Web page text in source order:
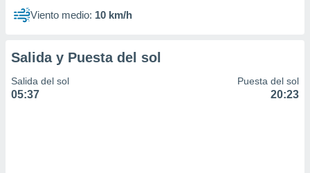
Viento medio: 10 km/h
Salida y Puesta del sol
Salida del sol
05:37
Puesta del sol
20:23